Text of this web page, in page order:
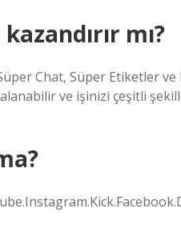
mı?
Chat, Süper Etiketler
ve işinizi çeşitli